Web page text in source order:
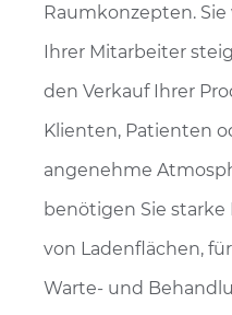
Raumkonzepten.
Ihrer Mitarbeiter
den Verkauf Ihrer
Klienten, Patienten
angenehme
benötigen Sie
von Ladenflächen,
Warte- und